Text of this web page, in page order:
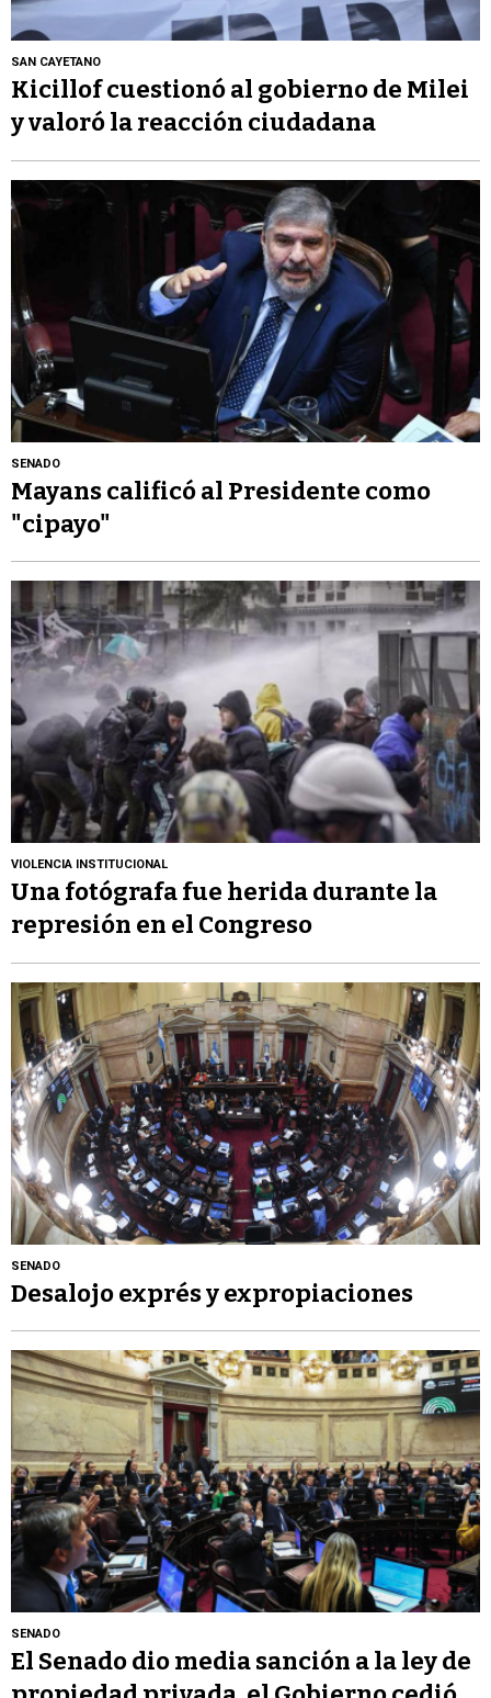
SAN CAYETANO
Kicillof cuestionó al gobierno de Milei
y valoró la reacción ciudadana
SENADO
Mayans calificó al Presidente como
"cipayo"
VIOLENCIA INSTITUCIONAL
Una fotógrafa fue herida durante la
represión en el Congreso
SENADO
Desalojo exprés y expropiaciones
SENADO
El Senado dio media sanción a la ley de